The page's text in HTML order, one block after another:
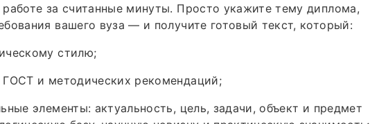
за считанные минуты. Просто укажите тему диплома,
вашего вуза — и получите готовый текст, который:
стилю;
ГОСТ и методических рекомендаций;
элементы: актуальность, цель, задачи, объект и предмет